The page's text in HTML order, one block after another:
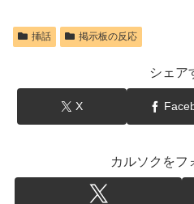
挿話 掲示板の反応
シェア
X
カルソクをフ